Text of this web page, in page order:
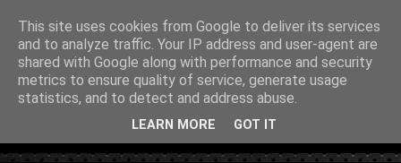
"potentialAction": { "@type": "ReadAction", "target":
"https://www.sophia-ntrekou.gr/2013/05/blog-post_2.html" } }
Αέναη επΑνάσταση
• Επιστήμη • Ψυχολογία • Λογοτεχνία • Τέχνες • Θεολογία •
Φιλοσοφία • Στοχασμοί... για τη μνήμη, τον άνθρωπο και το
This site uses cookies from Google to deliver its services
and to analyze traffic. Your IP address and user-agent are
shared with Google along with performance and security
metrics to ensure quality of service, generate usage
statistics, and to detect and address abuse.
LEARN MORE GOT IT